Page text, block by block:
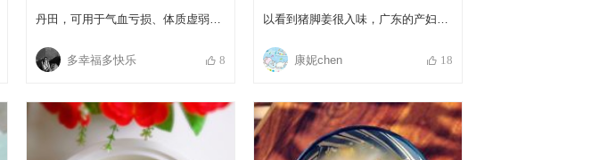
丹田，可用于气血亏损、体质虚弱、
胃纳欠佳者进补，适于产妇乳少、产
后虚损而引起的乏力倦怠、饮食不
香，可作早餐食用。冬春季小米粥更
适于产妇。 糯米含有蛋白质、脂肪、
糖类、钙、磷、铁、维生素B1、维生
多幸福多快乐 8
以看到猪脚姜很入味，广东的产妇吃
的猪脚姜都是提前一个月煲制的，很
滋补
康妮chen 18